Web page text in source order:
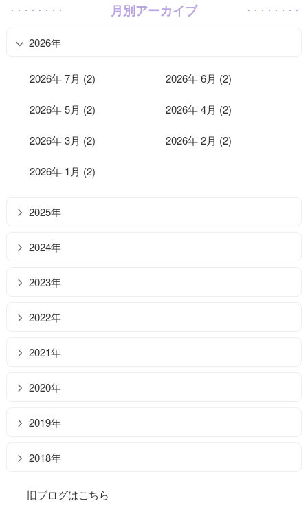
月別アーカイブ
2026年
2026年 7月 (2) 2026年 6月 (2)
2026年 5月 (2) 2026年 4月 (2)
2026年 3月 (2) 2026年 2月 (2)
2026年 1月 (2)
2025年
2024年
2023年
2022年
2021年
2020年
2019年
2018年
旧ブログはこちら